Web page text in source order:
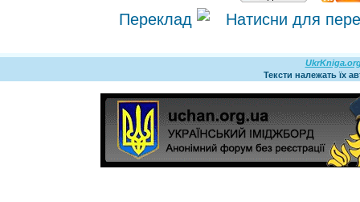
Переклад
Тексти належать їх